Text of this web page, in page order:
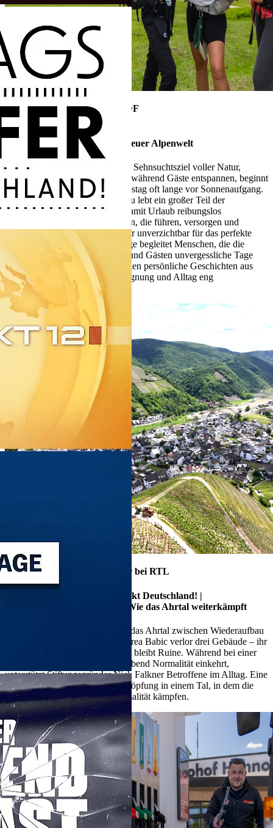
18. Juli 2026, 17:35 Uhr im ZDF
Urlaub im Karwendel – Abenteuer Alpenwelt
Die Alpenwelt Karwendel ist ein Sehnsuchtsziel voller Natur,
Bewegung und Erholung. Doch während Gäste entspannen, beginnt
für viele Einheimische der Arbeitstag oft lange vor Sonnenaufgang.
In Mittenwald, Krün und Wallgau lebt ein großer Teil der
Bevölkerung vom Tourismus. Damit Urlaub reibungslos
funktioniert, braucht es Menschen, die führen, versorgen und
organisieren – oft unsichtbar, aber unverzichtbar für das perfekte
Ferienerlebnis. Die ZDF.reportage begleitet Menschen, die die
Alpenwelt Karwendel prägen – und Gästen unvergessliche Tage
ermöglichen. Im Mittelpunkt stehen persönliche Geschichten aus
einer Region, in der Natur, Begegnung und Alltag eng
zusammengehören.
13./14. Juli 2026, ca. 00:40 Uhr bei RTL
ALLTAGSKÄMPFER - So tickt Deutschland! |
Hoffnung statt Hochwasser – Wie das Ahrtal weiterkämpft
Fünf Jahre nach der Flut kämpft das Ahrtal zwischen Wiederaufbau
und Stillstand. Gastronomin Andrea Babic verlor drei Gebäude – ihr
Hotel lebt wieder, das Elternhaus bleibt Ruine. Während bei einer
seltenen Party im Tal für einen Abend Normalität einkehrt,
unterstützt Stiftungsgründer Nick Falkner Betroffene im Alltag. Eine
Reportage über Hoffnung, Erschöpfung in einem Tal, in dem die
Menschen noch immer um Normalität kämpfen.